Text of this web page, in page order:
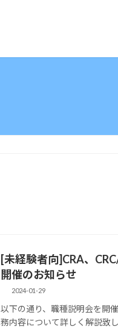
[未経験者向]CRA、
開催のお知らせ
2024-01-29
以下の通り、職種説明会を開
務内容について詳しく解説致